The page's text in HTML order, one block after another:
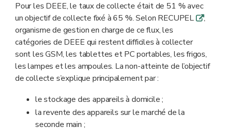
Pour les DEEE, le taux de collecte était de 51 % avec
un objectif de collecte fixé à 65 %. Selon RECUPEL q,
organisme de gestion en charge de ce flux, les
catégories de DEEE qui restent difficiles à collecter
sont les GSM, les tablettes et PC portables, les frigos,
les lampes et les ampoules. La non-atteinte de l’objectif
de collecte s’explique principalement par :
le stockage des appareils à domicile ;
la revente des appareils sur le marché de la
seconde main ;